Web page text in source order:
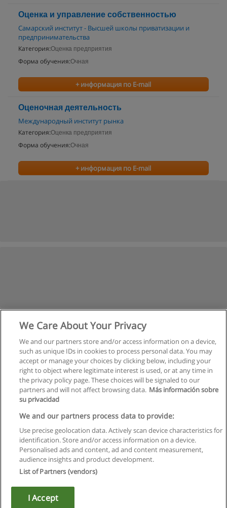
Оценка и управление собственностью
Самарский институт - Высшей школы приватизации и
предпринимательства
Категория:Оценка предприятия
Форма обучения:Очная
+ информация по E-mail
Оценочная деятельность
Международный институт рынка
Категория:Оценка предприятия
Форма обучения:Очная
+ информация по E-mail
Правила пользования
Конфиденциальность информации
Напишите Educaedu
Copyright © Educaedu Business S.L. - CIF : B-95610580: -
We Care About Your Privacy
We and our partners store and/or access information on a device,
such as unique IDs in cookies to process personal data. You may
accept or manage your choices by clicking below, including your
right to object where legitimate interest is used, or at any time in
the privacy policy page. These choices will be signaled to our
partners and will not affect browsing data. Más información sobre
su privacidad
We and our partners process data to provide:
Use precise geolocation data. Actively scan device characteristics for
identification. Store and/or access information on a device.
Personalised ads and content, ad and content measurement,
audience insights and product development.
List of Partners (vendors)
I Accept